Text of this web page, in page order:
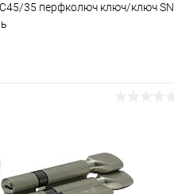
35 перфколюч ключ/ключ SN
Сравнение
В наличии